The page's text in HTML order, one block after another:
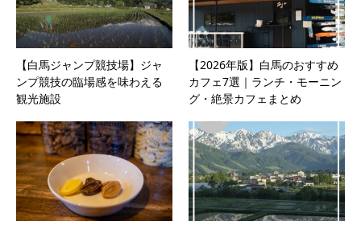
【白馬ジャンプ競技場】ジャ
ンプ競技の臨場感を味わえる
観光施設
【2026年版】白馬のおすすめ
カフェ7選｜ランチ・モーニン
グ・絶景カフェまとめ